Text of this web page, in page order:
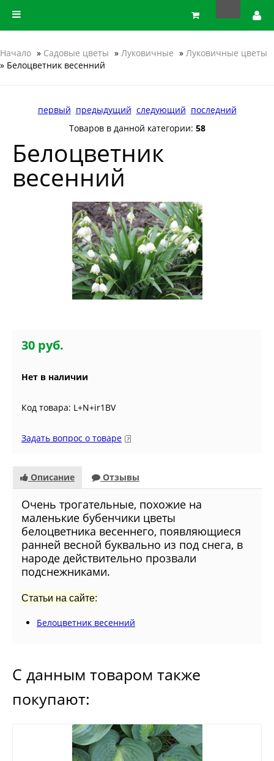
Начало » Садовые цветы » Луковичные » Луковичные цветы
» Белоцветник весенний
первый предыдущий следующий последний
Товаров в данной категории: 58
Белоцветник
весенний
30 руб.
Нет в наличии
Код товара: L+N+ir1BV
Задать вопрос о товаре
Описание Отзывы
Очень трогательные, похожие на
маленькие бубенчики цветы
белоцветника весеннего, появляющиеся
ранней весной буквально из под снега, в
народе действительно прозвали
подснежниками.
Статьи на сайте:
Белоцветник весенний
С данным товаром также
покупают: